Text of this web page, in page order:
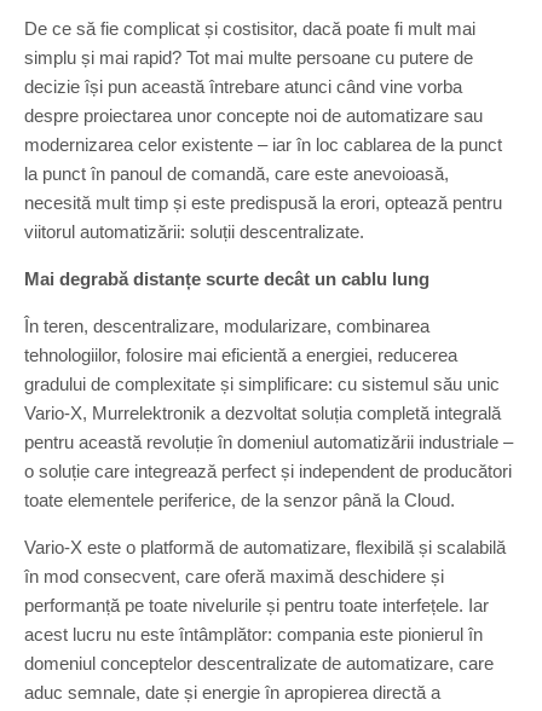
De ce să fie complicat și costisitor, dacă poate fi mult mai
simplu și mai rapid? Tot mai multe persoane cu putere de
decizie își pun această întrebare atunci când vine vorba
despre proiectarea unor concepte noi de automatizare sau
modernizarea celor existente – iar în loc cablarea de la punct
la punct în panoul de comandă, care este anevoioasă,
necesită mult timp și este predispusă la erori, optează pentru
viitorul automatizării: soluții descentralizate.
Mai degrabă distanțe scurte decât un cablu lung
În teren, descentralizare, modularizare, combinarea
tehnologiilor, folosire mai eficientă a energiei, reducerea
gradului de complexitate și simplificare: cu sistemul său unic
Vario-X, Murrelektronik a dezvoltat soluția completă integrală
pentru această revoluție în domeniul automatizării industriale –
o soluție care integrează perfect și independent de producători
toate elementele periferice, de la senzor până la Cloud.
Vario-X este o platformă de automatizare, flexibilă și scalabilă
în mod consecvent, care oferă maximă deschidere și
performanță pe toate nivelurile și pentru toate interfețele. Iar
acest lucru nu este întâmplător: compania este pionierul în
domeniul conceptelor descentralizate de automatizare, care
aduc semnale, date și energie în apropierea directă a